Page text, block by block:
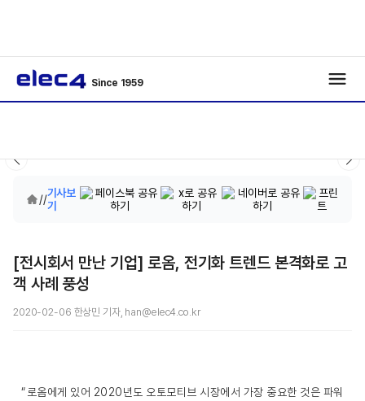
Since 1959
//기사보
기
[전시회서 만난 기업] 로옴, 전기화 트렌드 본격화로 고
객 사례 풍성
2020-02-06 한상민 기자, han@elec4.co.kr
“로옴에게 있어 2020년도 오토모티브 시장에서 가장 중요한 것은 파워